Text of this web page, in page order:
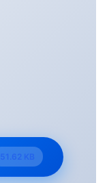
51.62 KB